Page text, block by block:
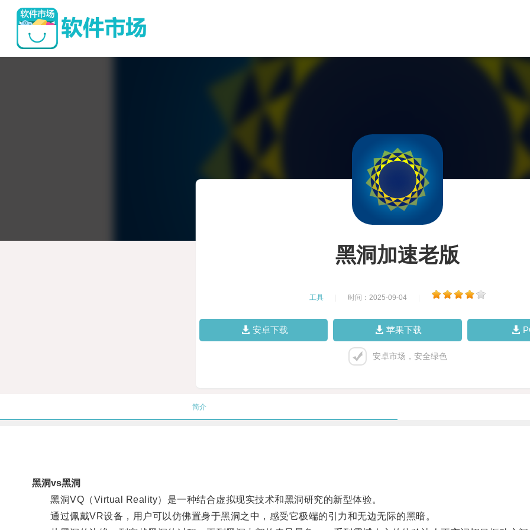
黑洞加速老版
工具 时间：2025-09-04
安卓下载 苹果下载
安卓市场，安全绿色
简介
黑洞vs黑洞
黑洞VQ（Virtual Reality）是一种结合虚拟现实技术和黑洞研究的新型体验。
通过佩戴VR设备，用户可以仿佛置身于黑洞之中，感受它极端的引力和无边无际的黑暗。